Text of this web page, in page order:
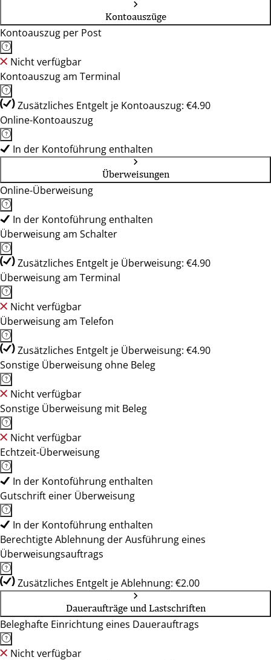
Kontoauszüge
Kontoauszug per Post
Nicht verfügbar
Kontoauszug am Terminal
Zusätzliches Entgelt je Kontoauszug: €4.90
Online-Kontoauszug
In der Kontoführung enthalten
Überweisungen
Online-Überweisung
In der Kontoführung enthalten
Überweisung am Schalter
Zusätzliches Entgelt je Überweisung: €4.90
Überweisung am Terminal
Nicht verfügbar
Überweisung am Telefon
Zusätzliches Entgelt je Überweisung: €4.90
Sonstige Überweisung ohne Beleg
Nicht verfügbar
Sonstige Überweisung mit Beleg
Nicht verfügbar
Echtzeit-Überweisung
In der Kontoführung enthalten
Gutschrift einer Überweisung
In der Kontoführung enthalten
Berechtigte Ablehnung der Ausführung eines
Überweisungsauftrags
Zusätzliches Entgelt je Ablehnung: €2.00
Daueraufträge und Lastschriften
Beleghafte Einrichtung eines Dauerauftrags
Nicht verfügbar